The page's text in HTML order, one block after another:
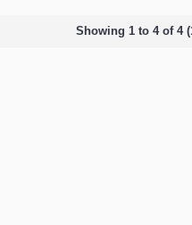
Showing 1 to 4 of 4